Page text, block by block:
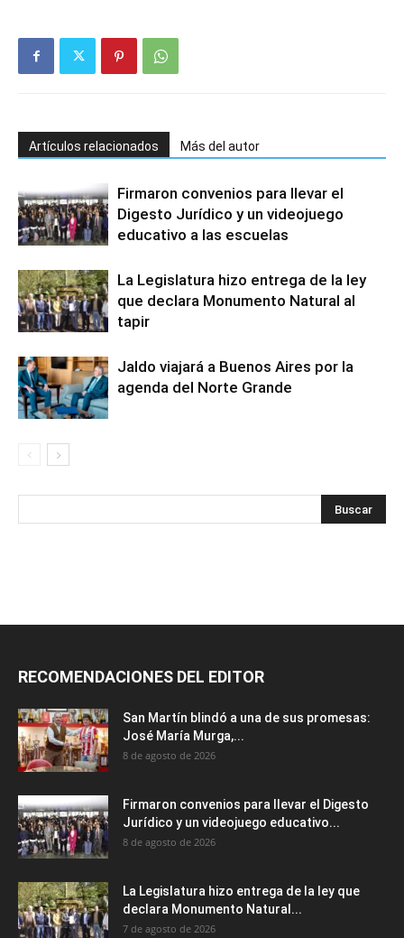
Artículos relacionados Más del autor
Firmaron convenios para llevar el
Digesto Jurídico y un videojuego
educativo a las escuelas
La Legislatura hizo entrega de la ley
que declara Monumento Natural al
tapir
Jaldo viajará a Buenos Aires por la
agenda del Norte Grande
RECOMENDACIONES DEL EDITOR
San Martín blindó a una de sus promesas:
José María Murga,...
8 de agosto de 2026
Firmaron convenios para llevar el Digesto
Jurídico y un videojuego educativo...
8 de agosto de 2026
La Legislatura hizo entrega de la ley que
declara Monumento Natural...
7 de agosto de 2026